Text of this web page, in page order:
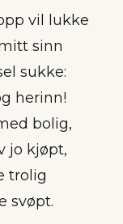
vil lukke
sinn
sukke:
herinn!
bolig,
jo kjøpt,
trolig
svøpt.